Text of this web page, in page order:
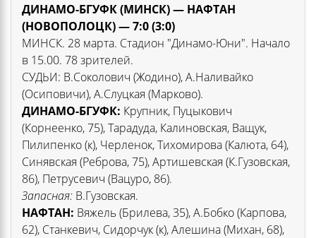
ДИНАМО-БГУФК (МИНСК) — НАФТАН
(НОВОПОЛОЦК) — 7:0 (3:0)
МИНСК. 28 марта. Стадион "Динамо-Юни". Начало
в 15.00. 78 зрителей.
СУДЬИ: В.Соколович (Жодино), А.Наливайко
(Осиповичи), А.Слуцкая (Марково).
ДИНАМО-БГУФК: Крупник, Пуцыкович
(Корнеенко, 75), Тарадуда, Калиновская, Ващук,
Пилипенко (к), Черленок, Тихомирова (Калюта, 64),
Синявская (Реброва, 75), Артишевская (К.Гузовская,
86), Петрусевич (Вацуро, 86).
Запасная: В.Гузовская.
НАФТАН: Вяжель (Брилева, 35), А.Бобко (Карпова,
62), Станкевич, Сидорчук (к), Алешина (Михан, 68),